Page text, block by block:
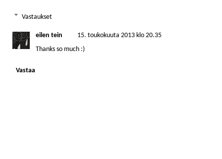
Vastaukset
eilen tein
15. toukokuuta 2013 klo 20.35
Thanks so much :)
Vastaa